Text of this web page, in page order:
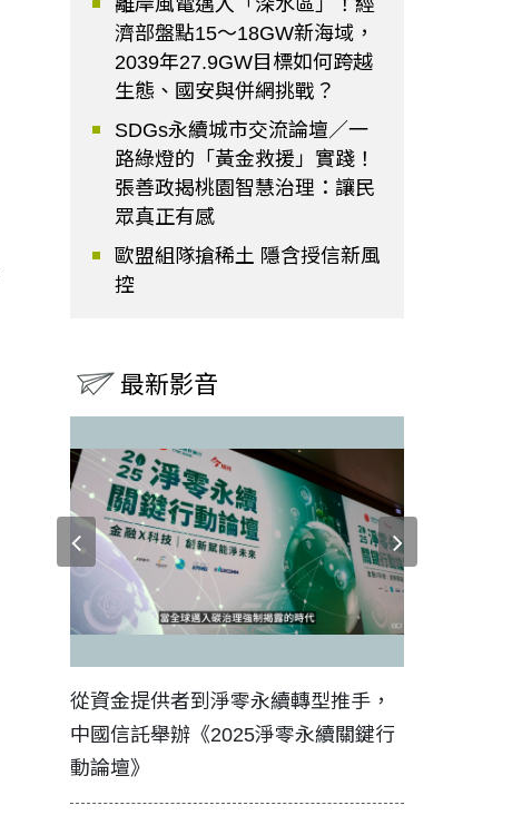
離岸風電邁入「深水區」！經
濟部盤點15～18GW新海域，
2039年27.9GW目標如何跨越
生態、國安與併網挑戰？
SDGs永續城市交流論壇／一
路綠燈的「黃金救援」實踐！
張善政揭桃園智慧治理：讓民
眾真正有感
歐盟組隊搶稀土 隱含授信新風
控
最新影音
從資金提供者到淨零永續轉型推手，
中國信託舉辦《2025淨零永續關鍵行
動論壇》